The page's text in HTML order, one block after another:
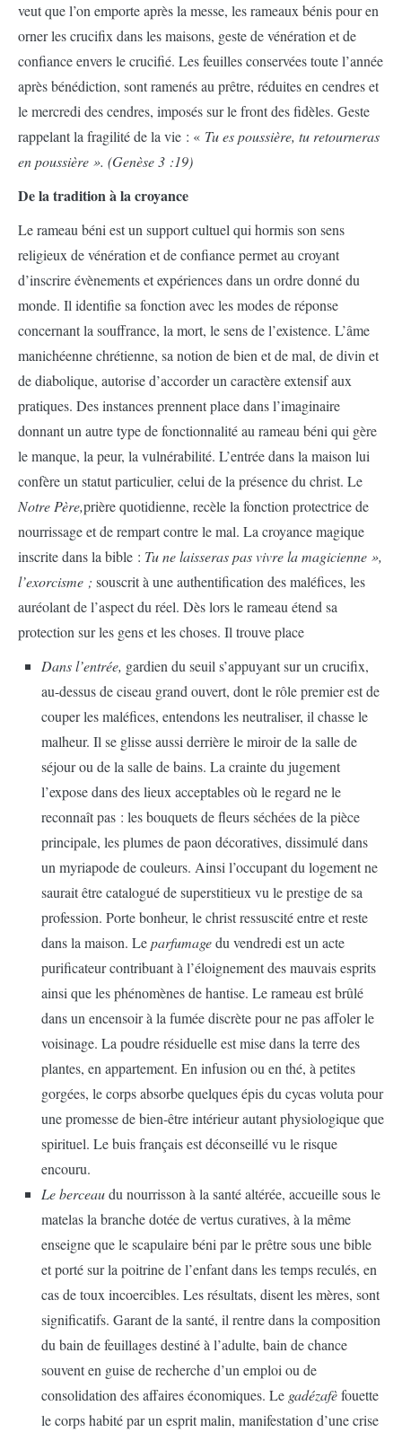
veut que l’on emporte après la messe, les rameaux bénis pour en
orner les crucifix dans les maisons, geste de vénération et de
confiance envers le crucifié. Les feuilles conservées toute l’année
après bénédiction, sont ramenés au prêtre, réduites en cendres et
le mercredi des cendres, imposés sur le front des fidèles. Geste
rappelant la fragilité de la vie : « Tu es poussière, tu retourneras
en poussière ». (Genèse 3 :19)
De la tradition à la croyance
Le rameau béni est un support cultuel qui hormis son sens
religieux de vénération et de confiance permet au croyant
d’inscrire évènements et expériences dans un ordre donné du
monde. Il identifie sa fonction avec les modes de réponse
concernant la souffrance, la mort, le sens de l’existence. L’âme
manichéenne chrétienne, sa notion de bien et de mal, de divin et
de diabolique, autorise d’accorder un caractère extensif aux
pratiques. Des instances prennent place dans l’imaginaire
donnant un autre type de fonctionnalité au rameau béni qui gère
le manque, la peur, la vulnérabilité. L’entrée dans la maison lui
confère un statut particulier, celui de la présence du christ. Le
Notre Père,prière quotidienne, recèle la fonction protectrice de
nourrissage et de rempart contre le mal. La croyance magique
inscrite dans la bible : Tu ne laisseras pas vivre la magicienne »,
l’exorcisme ; souscrit à une authentification des maléfices, les
auréolant de l’aspect du réel. Dès lors le rameau étend sa
protection sur les gens et les choses. Il trouve place
Dans l’entrée, gardien du seuil s’appuyant sur un crucifix,
au-dessus de ciseau grand ouvert, dont le rôle premier est de
couper les maléfices, entendons les neutraliser, il chasse le
malheur. Il se glisse aussi derrière le miroir de la salle de
séjour ou de la salle de bains. La crainte du jugement
l’expose dans des lieux acceptables où le regard ne le
reconnaît pas : les bouquets de fleurs séchées de la pièce
principale, les plumes de paon décoratives, dissimulé dans
un myriapode de couleurs. Ainsi l’occupant du logement ne
saurait être catalogué de superstitieux vu le prestige de sa
profession. Porte bonheur, le christ ressuscité entre et reste
dans la maison. Leparfumagedu vendredi est un acte
purificateur contribuant à l’éloignement des mauvais esprits
ainsi que les phénomènes de hantise. Le rameau est brûlé
dans un encensoir à la fumée discrète pour ne pas affoler le
voisinage. La poudre résiduelle est mise dans la terre des
plantes, en appartement. En infusion ou en thé, à petites
gorgées, le corps absorbe quelques épis du cycas voluta pour
une promesse de bien-être intérieur autant physiologique que
spirituel. Le buis français est déconseillé vu le risque
encouru.
Le berceaudu nourrisson à la santé altérée, accueille sous le
matelas la branche dotée de vertus curatives, à la même
enseigne que le scapulaire béni par le prêtre sous une bible
et porté sur la poitrine de l’enfant dans les temps reculés, en
cas de toux incoercibles. Les résultats, disent les mères, sont
significatifs. Garant de la santé, il rentre dans la composition
du bain de feuillages destiné à l’adulte, bain de chance
souvent en guise de recherche d’un emploi ou de
consolidation des affaires économiques. Le gadézafèfouette
le corps habité par un esprit malin, manifestation d’une crise